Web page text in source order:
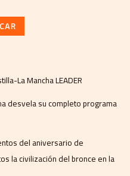
La Mancha LEADER
desvela su completo programa
del aniversario de
la civilización del bronce en la